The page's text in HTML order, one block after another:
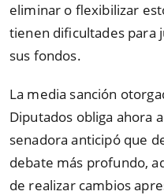
eliminar o flexibilizar
tienen dificultades para
sus fondos.
La media sanción
Diputados obliga ahora
senadora anticipó que
debate más profundo,
de realizar cambios